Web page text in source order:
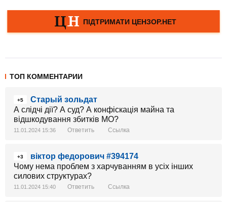
ТОП КОММЕНТАРИИ
+5
Старый зольдат
А слідчі дії? А суд? А конфіскація майна та
відшкодування збитків МО?
11.01.2024 15:36 Ответить Ссылка
+3
віктор федорович #394174
Чому нема проблем з харчуванням в усіх інших
силових структурах?
11.01.2024 15:40 Ответить Ссылка